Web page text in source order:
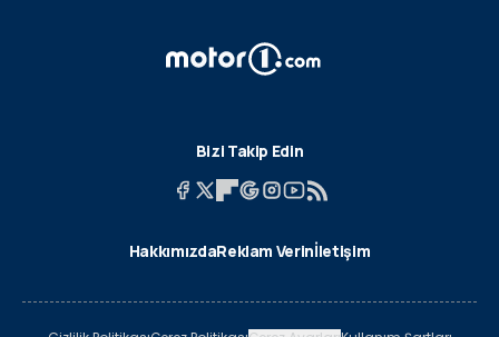
Bizi Takip Edin
HakkımızdaReklam Verinİletişim